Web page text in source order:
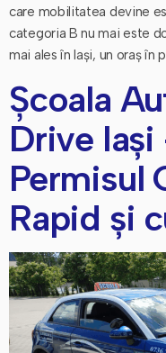
care mobilitatea devine
categoria B nu mai este
mai ales în Iași, un oraș în
Școala
Drive
Permisul
Rapid și